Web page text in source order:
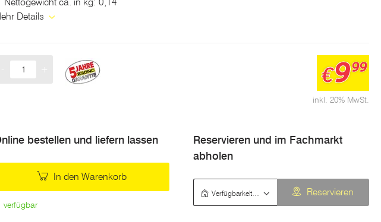
Details
inkl. 20% MwSt.
€999
bestellen und liefern lassen
In den Warenkorb
verfügbar
Reservieren und im Fachmarkt
abholen
Reservieren